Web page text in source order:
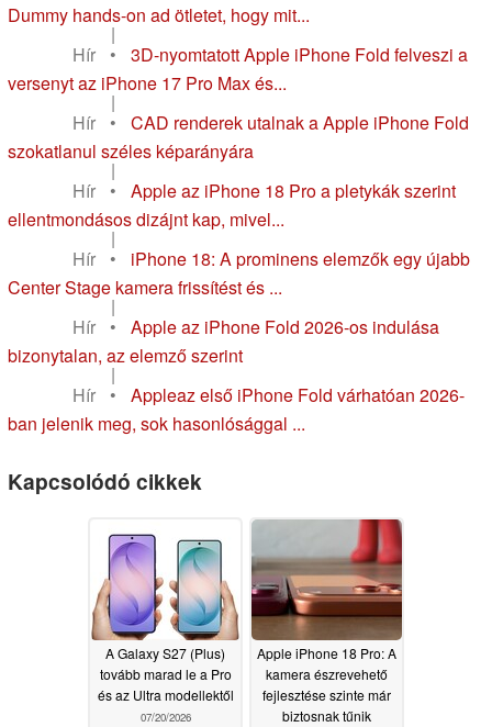
Dummy hands-on ad ötletet, hogy mit...
|
Hír
•
3D-nyomtatott Apple iPhone Fold felveszi a
versenyt az iPhone 17 Pro Max és...
|
Hír
•
CAD renderek utalnak a Apple iPhone Fold
szokatlanul széles képarányára
|
Hír
•
Apple az iPhone 18 Pro a pletykák szerint
ellentmondásos dizájnt kap, mivel...
|
Hír
•
iPhone 18: A prominens elemzők egy újabb
Center Stage kamera frissítést és ...
|
Hír
•
Apple az iPhone Fold 2026-os indulása
bizonytalan, az elemző szerint
|
Hír
•
Appleaz első iPhone Fold várhatóan 2026-
ban jelenik meg, sok hasonlósággal ...
Kapcsolódó cikkek
A Galaxy S27 (Plus)
tovább marad le a Pro
és az Ultra modellektől
07/20/2026
Apple iPhone 18 Pro: A
kamera észrevehető
fejlesztése szinte már
biztosnak tűnik